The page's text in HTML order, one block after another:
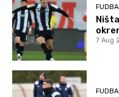
7 Aug